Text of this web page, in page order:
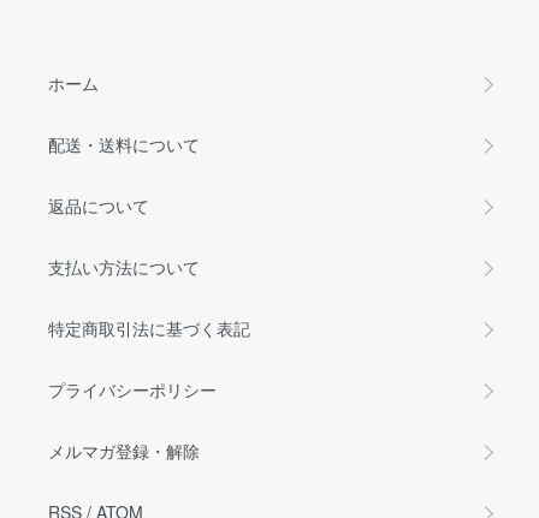
ホーム
配送・送料について
返品について
支払い方法について
特定商取引法に基づく表記
プライバシーポリシー
メルマガ登録・解除
RSS / ATOM